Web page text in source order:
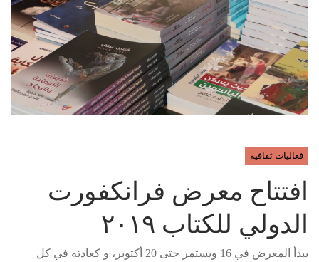
فعاليات ثقافية
افتتاح معرض فرانكفورت
الدولي للكتاب ٢٠١٩
يبدأ المعرض في 16 ويستمر حتى 20 أكتوبر، و كعادته في كل